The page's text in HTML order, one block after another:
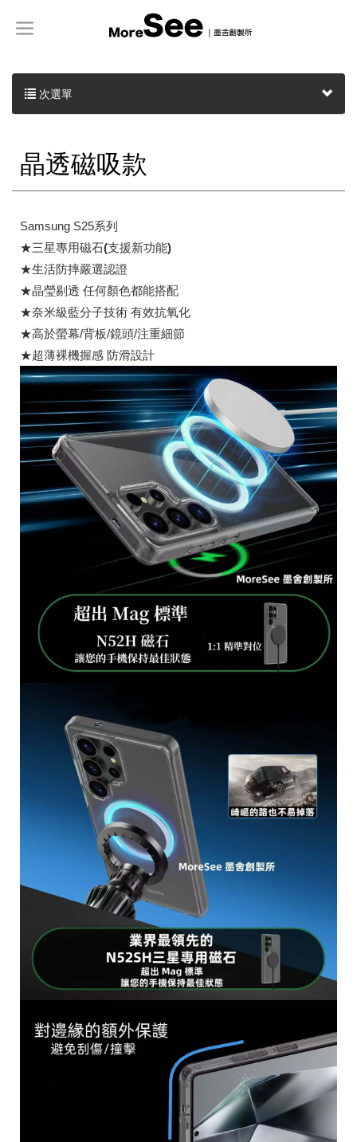
次選單
晶透磁吸款
Samsung S25系列
★三星專用磁石(支援新功能)
★生活防摔嚴選認證
★晶瑩剔透 任何顏色都能搭配
★奈米級藍分子技術 有效抗氧化
★高於螢幕/背板/鏡頭/注重細節
★超薄裸機握感 防滑設計